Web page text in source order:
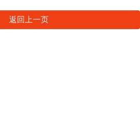
返回上一页